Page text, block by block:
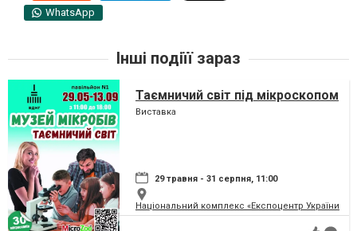
WhatsApp
Інші подіїї зараз
Таємничий світ під мікроскопом
Виставка
29 травня - 31 серпня, 11:00
Національний комплекс «Експоцентр України»